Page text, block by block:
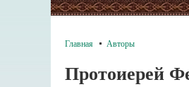
Главная Авторы
Протоиерей